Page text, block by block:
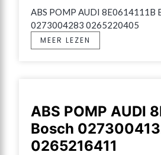
ABS POMP AUDI 8E0614111B
0273004283 0265220405
MEER LEZEN
ABS POMP AUDI
Bosch
0265216411